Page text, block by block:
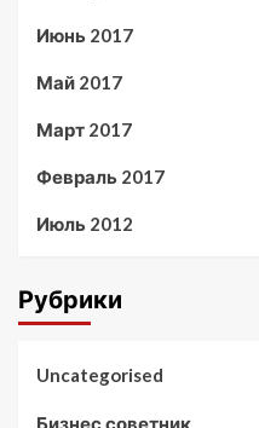
Июнь 2017
Май 2017
Март 2017
Февраль 2017
Июль 2012
Рубрики
Uncategorised
Бизнес советник